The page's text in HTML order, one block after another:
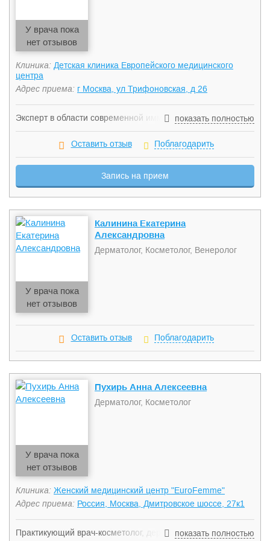
У врача пока
нет отзывов
Клиника: Детская клиника Европейского медицинского
центра
Адрес приема: г Москва, ул Трифоновская, д 26
Эксперт в области современной иммунной
антицитокиновой терапии хронических заболеваний кожи и
соединительной ткани. Автор более 30 печатных работ, в
соавтор учебного пособия по дерматовенерологии.
показать полностью
Оставить отзыв Поблагодарить
Запись на прием
У врача пока
нет отзывов
Калинина Екатерина
Александровна
Дерматолог, Косметолог, Венеролог
Оставить отзыв Поблагодарить
У врача пока
нет отзывов
Пухирь Анна Алексеевна
Дерматолог, Косметолог
Клиника: Женский медицинский центр "EuroFemme"
Адрес приема: Россия, Москва, Дмитровское шоссе, 27к1
Практикующий врач-косметолог, дерматолог, трихолог, врач
показать полностью